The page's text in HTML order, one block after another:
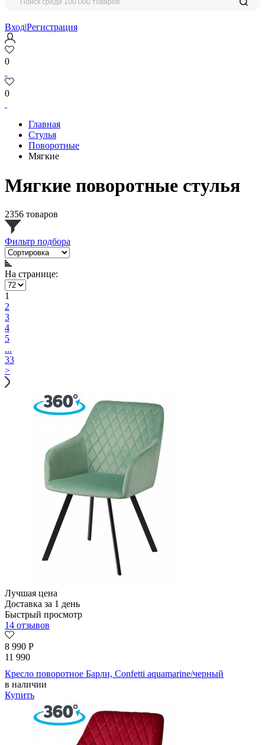
Вход|Регистрация
0
0
Главная
Стулья
Поворотные
Мягкие
Мягкие поворотные стулья
2356 товаров
Фильтр подбора
На странице:
1
2
3
4
5
...
33
>
Лучшая цена
Доставка за 1 день
Быстрый просмотр
14 отзывов
8 990 Р
11 990
Кресло поворотное Барли, Confetti aquamarine/черный
в наличии
Купить